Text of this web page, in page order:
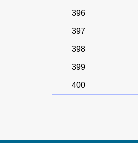
396
397
398
399
400